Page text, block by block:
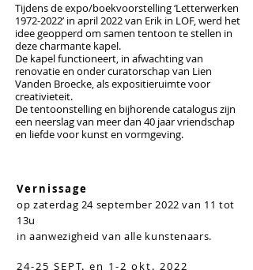
Tijdens de expo/boekvoorstelling ‘Letterwerken
1972-2022’ in april 2022 van Erik in LOF, werd het
idee geopperd om samen tentoon te stellen in
deze charmante kapel.
De kapel functioneert, in afwachting van
renovatie en onder curatorschap van Lien
Vanden Broecke, als expositieruimte voor
creativieteit.
De tentoonstelling en bijhorende catalogus zijn
een neerslag van meer dan 40 jaar vriendschap
en liefde voor kunst en vormgeving.
Vernissage
op zaterdag 24 september 2022 van 11 tot
13u
in aanwezigheid van alle kunstenaars.
24-25 SEPT. en 1-2 okt. 2022